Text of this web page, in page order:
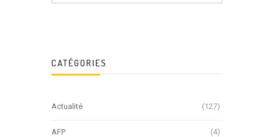
CATÉGORIES
Actualité (127)
AFP (4)